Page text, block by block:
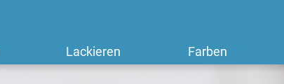
Lackieren Farben